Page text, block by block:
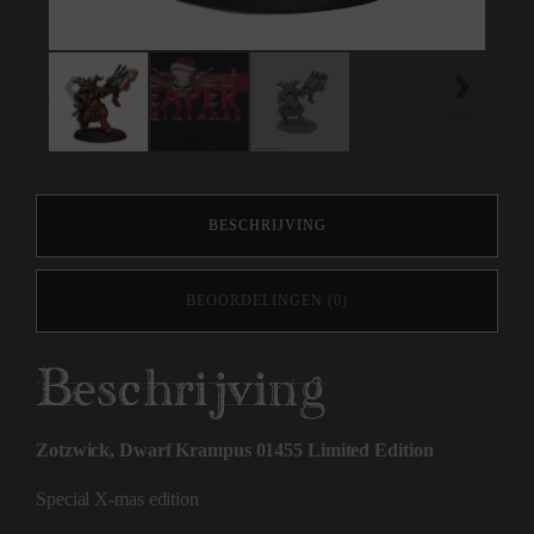
BESCHRIJVING
BEOORDELINGEN (0)
Beschrijving
Zotzwick, Dwarf Krampus 01455 Limited Edition
Special X-mas edition